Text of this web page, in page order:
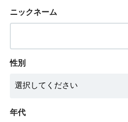
ニックネーム
性別
年代